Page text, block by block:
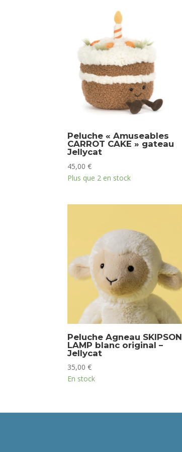
Peluche « Amuseables
CARROT CAKE » gateau
Jellycat
45,00€
Plus que 2 en stock
Peluche Agneau SKIPSON
LAMP blanc original –
Jellycat
35,00€
En stock